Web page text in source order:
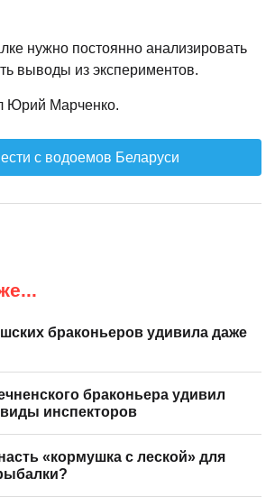
нужно постоянно анализировать
выводы из экспериментов.
Юрий Марченко.
с водоемов Беларуси
браконьеров удивила даже
браконьера удивил
инспекторов
«кормушка с леской» для